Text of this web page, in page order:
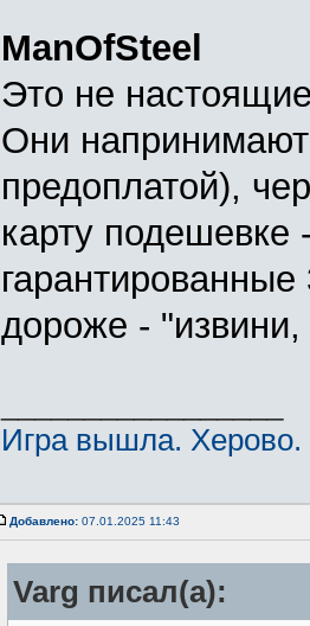
ManOfSteel
Это не
Они
предоплатой),
карту подешевке
дороже -
Игра вышла. Херово.
Добавлено: 07.01.2025 11:43
Varg писал(а):